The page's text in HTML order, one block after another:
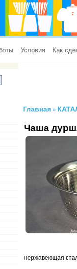
Условия Как
Главная »
Чаша
нержавеющая